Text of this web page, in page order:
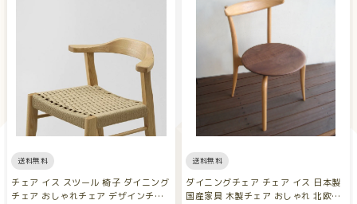
送料無料
チェア イス スツール 椅子 ダイニング
チェア おしゃれチェア デザインチ
送料無料
ダイニングチェア チェア イス 日本製
国産家具 木製チェア おしゃれ 北欧…